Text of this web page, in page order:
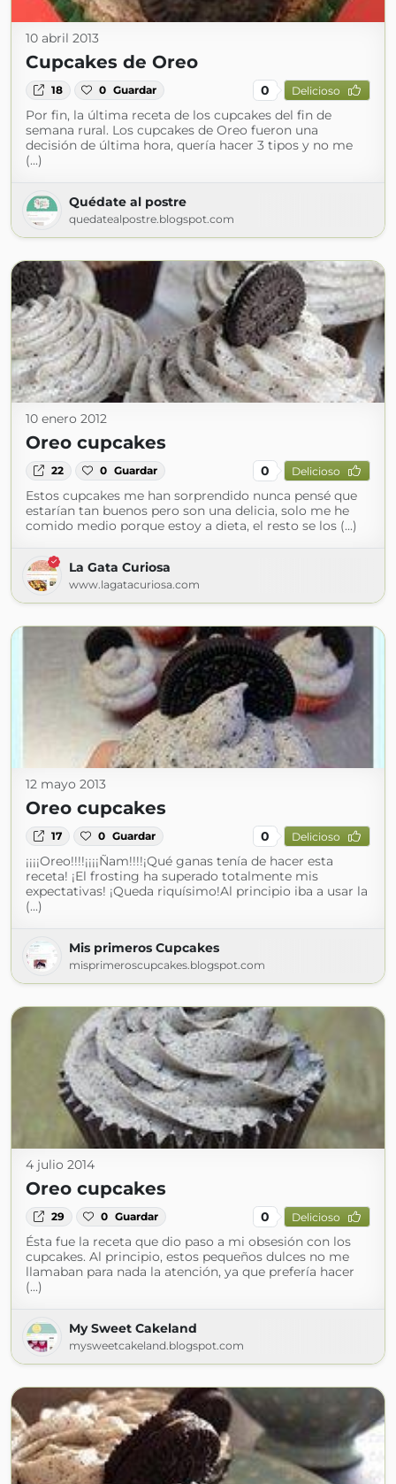
10 abril 2013
Cupcakes de Oreo
18 0 Guardar 0 Delicioso
Por fin, la última receta de los cupcakes del fin de
semana rural. Los cupcakes de Oreo fueron una
decisión de última hora, quería hacer 3 tipos y no me
(...)
Quédate al postre
quedatealpostre.blogspot.com
10 enero 2012
Oreo cupcakes
22 0 Guardar 0 Delicioso
Estos cupcakes me han sorprendido nunca pensé que
estarían tan buenos pero son una delicia, solo me he
comido medio porque estoy a dieta, el resto se los (...)
La Gata Curiosa
www.lagatacuriosa.com
12 mayo 2013
Oreo cupcakes
17 0 Guardar 0 Delicioso
¡¡¡¡Oreo!!!!¡¡¡¡Ñam!!!!¡Qué ganas tenía de hacer esta
receta! ¡El frosting ha superado totalmente mis
expectativas! ¡Queda riquísimo!Al principio iba a usar la
(...)
Mis primeros Cupcakes
misprimeroscupcakes.blogspot.com
4 julio 2014
Oreo cupcakes
29 0 Guardar 0 Delicioso
Ésta fue la receta que dio paso a mi obsesión con los
cupcakes. Al principio, estos pequeños dulces no me
llamaban para nada la atención, ya que prefería hacer
(...)
My Sweet Cakeland
mysweetcakeland.blogspot.com